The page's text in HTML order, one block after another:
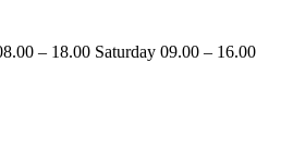
– 18.00 Saturday 09.00 – 16.00